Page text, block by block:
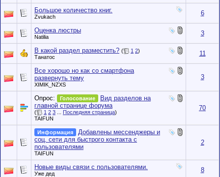
Большое количество книг.
Zvukach 6
Оценка люстры
Natilia 3
В какой раздел разместить? ( 1 2)
Танатос
11
Все хорошо но как со смартфона
развернуть тему
XIMIK_NZXS
3
Опрос: Голосование
Вид разделов на
главной странице форума
( 1 2 3 Последняя страница)
TAIFUN
70
Информация
Добавлены мессенджеры и
соц. сети для быстрого контакта с
пользователями
TAIFUN
2
Новые виды связи с пользователями.
Уже дед 8